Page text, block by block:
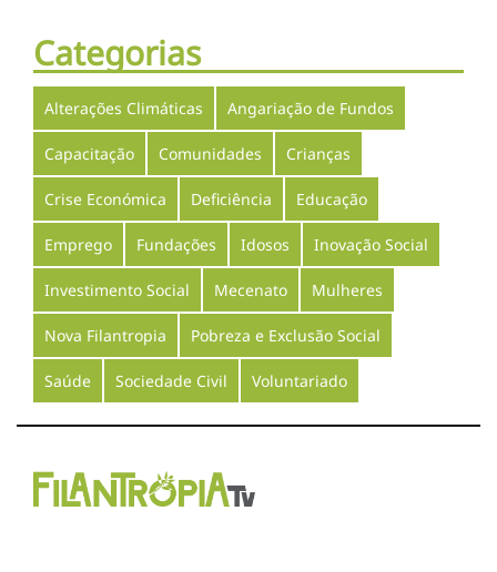
Categorias
Alterações Climáticas Angariação de Fundos
Capacitação Comunidades Crianças
Crise Económica Deficiência Educação
Emprego Fundações Idosos Inovação Social
Investimento Social Mecenato Mulheres
Nova Filantropia Pobreza e Exclusão Social
Saúde Sociedade Civil Voluntariado